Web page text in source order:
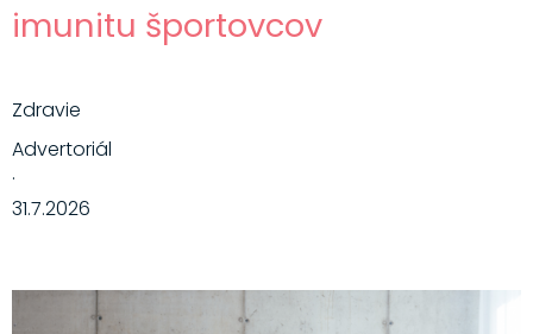
imunitu športovcov
Zdravie
Advertoriál
·
31.7.2026